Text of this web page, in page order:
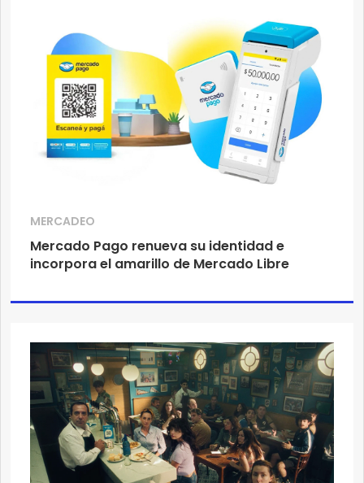
MERCADEO
Mercado Pago renueva su identidad e
incorpora el amarillo de Mercado Libre